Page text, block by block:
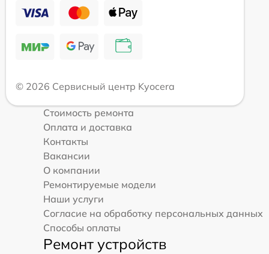
© 2026 Сервисный центр Kyocera
Стоимость ремонта
Оплата и доставка
Контакты
Вакансии
О компании
Ремонтируемые модели
Наши услуги
Согласие на обработку персональных данных
Способы оплаты
Ремонт устройств